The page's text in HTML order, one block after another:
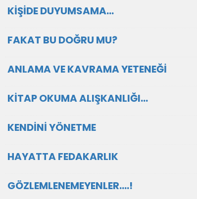
KİŞİDE DUYUMSAMA…
FAKAT BU DOĞRU MU?
ANLAMA VE KAVRAMA YETENEĞİ
KİTAP OKUMA ALIŞKANLIĞI…
KENDİNİ YÖNETME
HAYATTA FEDAKARLIK
GÖZLEMLENEMEYENLER….!